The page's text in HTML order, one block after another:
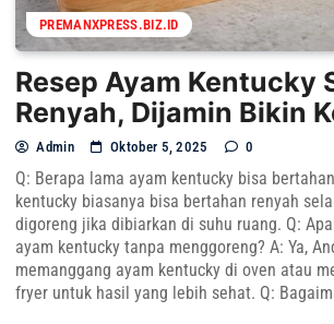
PREMANXPRESS.BIZ.ID
Resep Ayam Kentucky
Renyah, Dijamin Bikin
Admin Oktober 5, 2025 0
Q: Berapa lama ayam kentucky bisa
kentucky biasanya bisa bertahan renyah
digoreng jika dibiarkan di suhu ruang. Q:
ayam kentucky tanpa menggoreng? A: Ya,
memanggang ayam kentucky di oven atau
fryer untuk hasil yang lebih sehat. Q: